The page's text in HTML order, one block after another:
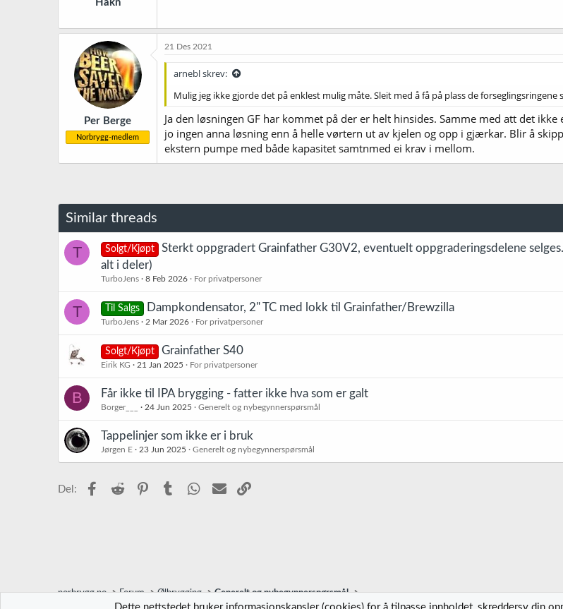
Hakn
Per Berge
Norbrygg-medlem
21 Des 2021
arnebl skrev:
Mulig jeg ikke gjorde det på enklest mulig måte. Sleit med å få på plass de
Ja den løsningen GF har kommet på der er helt hinsides. Samme med att det
jo ingen anna løsning enn å helle vørtern ut av kjelen og opp i gjærkar. Blir å
ekstern pumpe med både kapasitet samtnmed ei krav i mellom.
Similar threads
T Solgt/Kjøpt
Sterkt oppgradert Grainfather G30V2, eventuelt oppgraderingsdelene
alt i deler)
TurboJens 8 Feb 2026 For privatpersoner
T Til Salgs Dampkondensator, 2" TC med lokk til Grainfather/Brewzilla
TurboJens 2 Mar 2026 For privatpersoner
Solgt/Kjøpt Grainfather S40
Eirik KG 21 Jan 2025 For privatpersoner
B Får ikke til IPA brygging - fatter ikke hva som er galt
Borger___ 24 Jun 2025 Generelt og nybegynnerspørsmål
Tappelinjer som ikke er i bruk
Jørgen E 23 Jun 2025 Generelt og nybegynnerspørsmål
Del: Facebook
Reddit PinterestTumblr WhatsApp
E-post
norbrygg.no Forum Ølbrygging Generelt og nybegynnerspørsmål